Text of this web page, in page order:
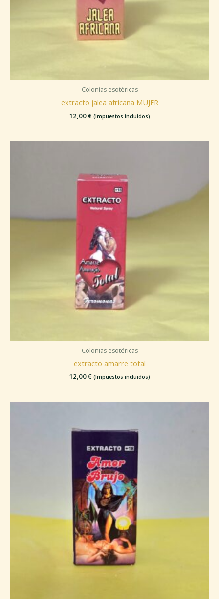
Colonias esotéricas
extracto jalea africana MUJER
12,00€ (Impuestos incluidos)
Colonias esotéricas
extracto amarre total
12,00€ (Impuestos incluidos)